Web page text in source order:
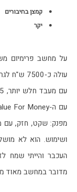
קמצן בחיבורים
יקר
מדובר במחשב מאוד